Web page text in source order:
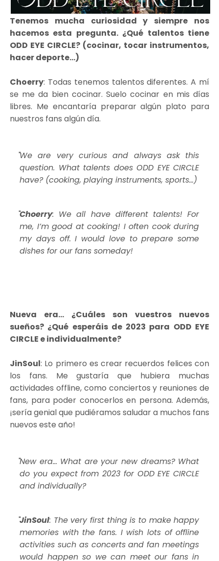
Tenemos mucha curiosidad y siempre nos
hacemos esta pregunta. ¿Qué talentos tiene
ODD EYE CIRCLE? (cocinar, tocar instrumentos,
hacer deporte...)
Choerry: Todas tenemos talentos diferentes. A mí
se me da bien cocinar. Suelo cocinar en mis días
libres. Me encantaría preparar algún plato para
nuestros fans algún día.
We are very curious and always ask this
question. What talents does ODD EYE CIRCLE
have? (cooking, playing instruments, sports...)
Choerry: We all have different talents! For
me, I’m good at cooking! I often cook during
my days off. I would love to prepare some
dishes for our fans someday!
Nueva era... ¿Cuáles son vuestros nuevos
sueños? ¿Qué esperáis de 2023 para ODD EYE
CIRCLE e individualmente?
JinSoul: Lo primero es crear recuerdos felices con
los fans. Me gustaría que hubiera muchas
actividades offline, como conciertos y reuniones de
fans, para poder conocerlos en persona. Además,
¡sería genial que pudiéramos saludar a muchos fans
nuevos este año!
New era... What are your new dreams? What
do you expect from 2023 for ODD EYE CIRCLE
and individually?
JinSoul: The very first thing is to make happy
memories with the fans. I wish lots of offline
activities such as concerts and fan meetings
would happen so we can meet our fans in